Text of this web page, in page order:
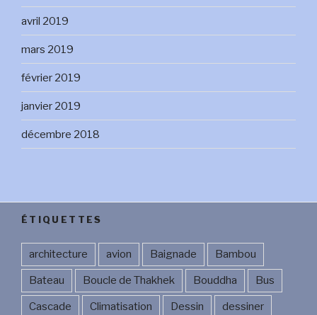
avril 2019
mars 2019
février 2019
janvier 2019
décembre 2018
ÉTIQUETTES
architecture avion Baignade Bambou
Bateau Boucle de Thakhek Bouddha Bus
Cascade Climatisation Dessin dessiner